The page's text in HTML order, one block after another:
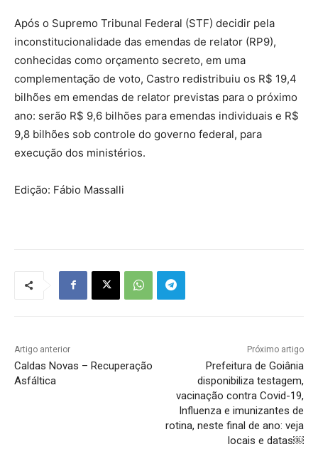
Após o Supremo Tribunal Federal (STF) decidir pela
inconstitucionalidade das emendas de relator (RP9),
conhecidas como orçamento secreto, em uma
complementação de voto, Castro redistribuiu os R$ 19,4
bilhões em emendas de relator previstas para o próximo
ano: serão R$ 9,6 bilhões para emendas individuais e R$
9,8 bilhões sob controle do governo federal, para
execução dos ministérios.
Edição: Fábio Massalli
Artigo anterior
Caldas Novas – Recuperação
Asfáltica
Próximo artigo
Prefeitura de Goiânia
disponibiliza testagem,
vacinação contra Covid-19,
Influenza e imunizantes de
rotina, neste final de ano: veja
locais e datas￼